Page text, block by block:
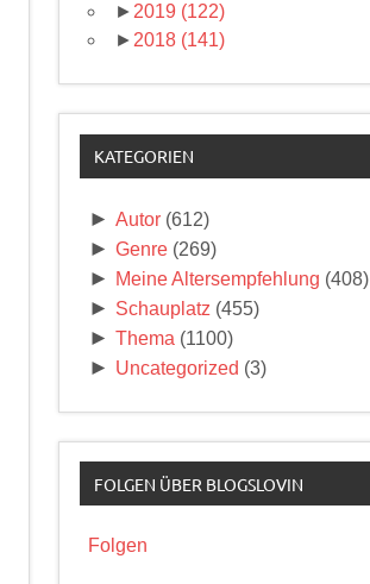
► 2019 (122)
► 2018 (141)
KATEGORIEN
► Autor (612)
► Genre (269)
► Meine Altersempfehlung (408)
► Schauplatz (455)
► Thema (1100)
► Uncategorized (3)
FOLGEN ÜBER BLOGSLOVIN
Folgen